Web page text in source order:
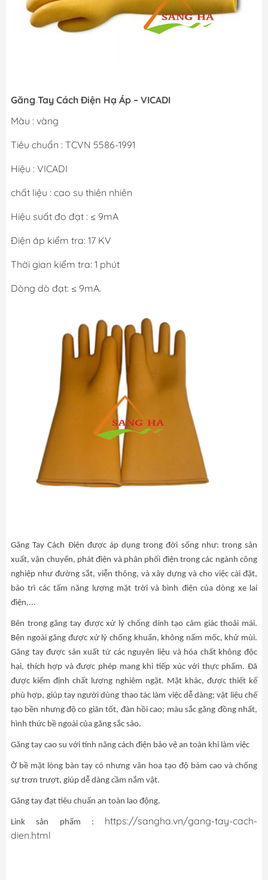
Găng Tay Cách Điện Hạ Áp – VICADI
Màu : vàng
Tiêu chuẩn : TCVN 5586-1991
Hiệu : VICADI
chất liệu : cao su thiên nhiên
Hiệu suất đo đạt : ≤ 9mA
Điện áp kiểm tra: 17 KV
Thời gian kiểm tra: 1 phút
Dòng dò đạt: ≤ 9mA.
Găng Tay Cách Điện được áp dụng trong đời sống như: trong sản
xuất, vận chuyển, phát điện và phân phối điện trong các ngành công
nghiệp như đường sắt, viễn thông, và xây dựng và cho việc cài đặt,
bảo trì các tấm năng lượng mặt trời và bình điện của dòng xe lai
điện,...
Bên trong găng tay được xử lý chống dính tạo cảm giác thoải mái.
Bên ngoài găng được xử lý chống khuẩn, không nấm mốc, khử mùi.
Găng tay được sản xuất từ các nguyên liệu và hóa chất không độc
hại, thích hợp và được phép mang khi tiếp xúc với thực phẩm. Đã
được kiểm định chất lượng nghiêm ngặt. Mặt khác, được thiết kế
phù hợp, giúp tay người dùng thao tác làm việc dễ dàng; vật liệu chế
tạo bền nhưng độ co giãn tốt, đàn hồi cao; màu sắc găng đồng nhất,
hình thức bề ngoài của găng sắc sảo.
Găng tay cao su với tính năng cách điện bảo vệ an toàn khi làm việc
Ờ bề mặt lòng bàn tay có nhưng vân hoa tạo độ bám cao và chống
sự trơn trượt, giúp dễ dàng cầm nắm vật.
Găng tay đạt tiêu chuẩn an toàn lao động.
Link sản phẩm : https://sangha.vn/gang-tay-cach-
dien.html